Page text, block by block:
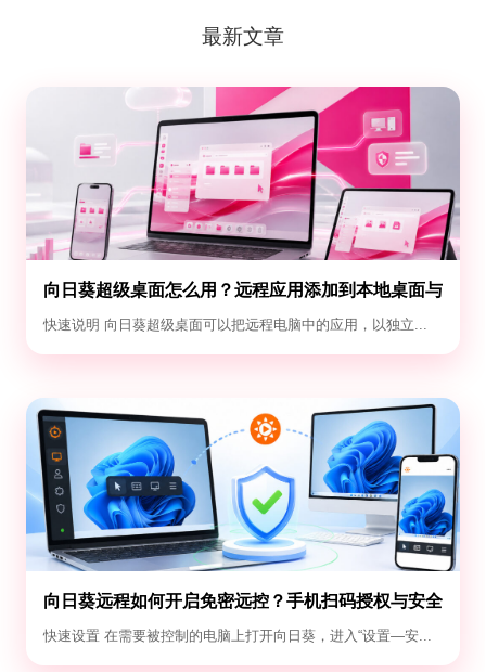
最新文章
向日葵超级桌面怎么用？远程应用添加到本地桌面与
退出教程
快速说明 向日葵超级桌面可以把远程电脑中的应用，以独立...
向日葵远程如何开启免密远控？手机扫码授权与安全
设置教程
快速设置 在需要被控制的电脑上打开向日葵，进入“设置—安...